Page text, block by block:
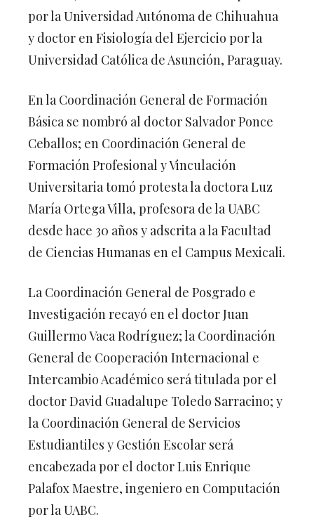
por la Universidad Autónoma de Chihuahua
y doctor en Fisiología del Ejercicio por la
Universidad Católica de Asunción, Paraguay.
En la Coordinación General de Formación
Básica se nombró al doctor Salvador Ponce
Ceballos; en Coordinación General de
Formación Profesional y Vinculación
Universitaria tomó protesta la doctora Luz
María Ortega Villa, profesora de la UABC
desde hace 30 años y adscrita a la Facultad
de Ciencias Humanas en el Campus Mexicali.
La Coordinación General de Posgrado e
Investigación recayó en el doctor Juan
Guillermo Vaca Rodríguez; la Coordinación
General de Cooperación Internacional e
Intercambio Académico será titulada por el
doctor David Guadalupe Toledo Sarracino; y
la Coordinación General de Servicios
Estudiantiles y Gestión Escolar será
encabezada por el doctor Luis Enrique
Palafox Maestre, ingeniero en Computación
por la UABC.